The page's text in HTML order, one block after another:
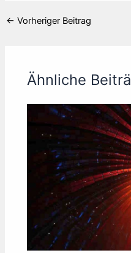
← Vorheriger Beitrag
Ähnliche